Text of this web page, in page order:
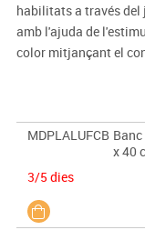
habilitats a través del
amb l'ajuda de
color mitjançant el
MDPLALUFCB
x 40
3/5 dies